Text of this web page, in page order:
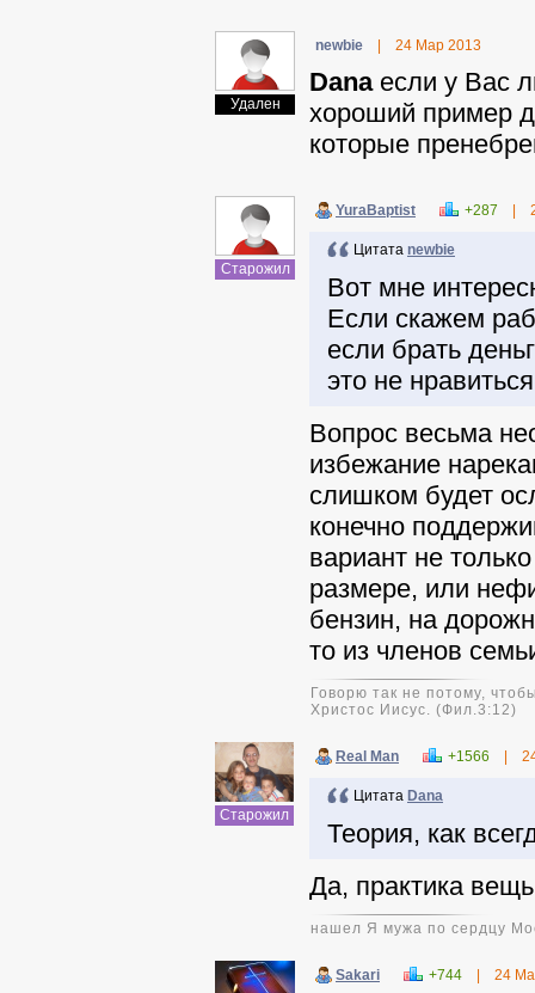
Удален
newbie 24 Мар 2013
Danaесли у Вас
хороший пример
которые
Старожил
YuraBaptist +287
Цитата newbie
Вот мне
Если скажем
если брать
это не
Вопрос весьма
избежание
слишком будет
конечно
вариант не
размере, или
бензин, на
то из членов
Говорю так не потому,
Христос Иисус. (Фил.3:12)
Старожил
Real Man +1566
Цитата Dana
Теория, как
Да, практика
нашел Я мужа по сердцу
Sakari +744 24